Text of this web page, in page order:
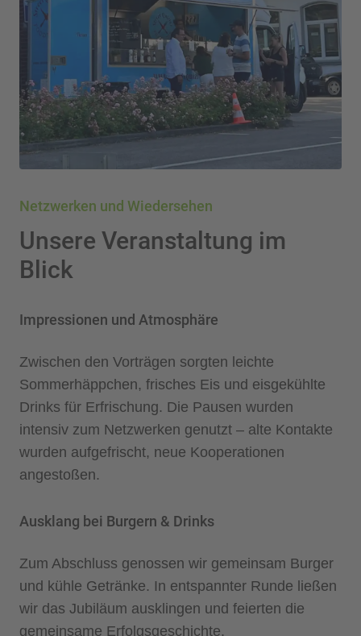
Netzwerken und Wiedersehen
Unsere Veranstaltung im
Blick
Impressionen und Atmosphäre
Zwischen den Vorträgen sorgten leichte
Sommerhäppchen, frisches Eis und eisgekühlte
Drinks für Erfrischung. Die Pausen wurden
intensiv zum Netzwerken genutzt – alte Kontakte
wurden aufgefrischt, neue Kooperationen
angestoßen.
Ausklang bei Burgern & Drinks
Zum Abschluss genossen wir gemeinsam Burger
und kühle Getränke. In entspannter Runde ließen
wir das Jubiläum ausklingen und feierten die
gemeinsame Erfolgsgeschichte.